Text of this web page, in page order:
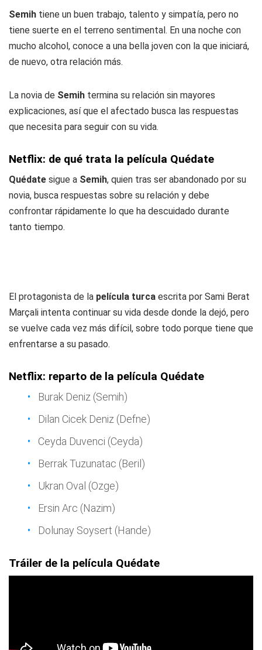
Semih tiene un buen trabajo, talento y simpatía, pero no
tiene suerte en el terreno sentimental. En una noche con
mucho alcohol, conoce a una bella joven con la que iniciará,
de nuevo, otra relación más.
La novia de Semih termina su relación sin mayores
explicaciones, así que el afectado busca las respuestas
que necesita para seguir con su vida.
Netflix: de qué trata la película Quédate
Quédate sigue a Semih, quien tras ser abandonado por su
novia, busca respuestas sobre su relación y debe
confrontar rápidamente lo que ha descuidado durante
tanto tiempo.
El protagonista de la película turca escrita por Sami Berat
Marçali intenta continuar su vida desde donde la dejó, pero
se vuelve cada vez más difícil, sobre todo porque tiene que
enfrentarse a su pasado.
Netflix: reparto de la película Quédate
Burak Deniz (Semih)
Dilan Cicek Deniz (Defne)
Ceyda Duvenci (Ceyda)
Berrak Tuzunatac (Beril)
Ukran Oval (Ozge)
Ersin Arc (Nazim)
Dolunay Soysert (Hande)
Tráiler de la película Quédate